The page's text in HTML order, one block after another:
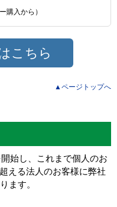
購入から）
こちら
▲ページトップへ
始し、これまで個人のお
える法人のお客様に弊社
ます。